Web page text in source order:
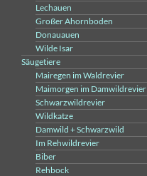
Lechauen
Großer Ahornboden
Donauauen
Wilde Isar
Säugetiere
Mairegen im Waldrevier
Maimorgen im Damwildrevier
Schwarzwildrevier
Wildkatze
Damwild + Schwarzwild
Im Rehwildrevier
Biber
Rehbock